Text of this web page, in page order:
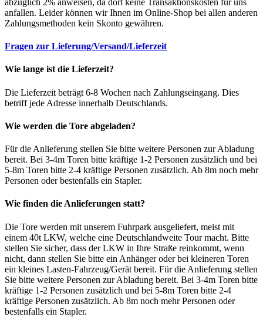
anfallen. Leider können wir Ihnen im Online-Shop bei allen anderen
Zahlungsmethoden kein Skonto gewähren.
Fragen zur Lieferung/Versand/Lieferzeit
Wie lange ist die Lieferzeit?
Die Lieferzeit beträgt 6-8 Wochen nach Zahlungseingang. Dies
betriff jede Adresse innerhalb Deutschlands.
Wie werden die Tore abgeladen?
Für die Anlieferung stellen Sie bitte weitere Personen zur Abladung
bereit. Bei 3-4m Toren bitte kräftige 1-2 Personen zusätzlich und bei
5-8m Toren bitte 2-4 kräftige Personen zusätzlich. Ab 8m noch mehr
Personen oder bestenfalls ein Stapler.
Wie finden die Anlieferungen statt?
Die Tore werden mit unserem Fuhrpark ausgeliefert, meist mit
einem 40t LKW, welche eine Deutschlandweite Tour macht. Bitte
stellen Sie sicher, dass der LKW in Ihre Straße reinkommt, wenn
nicht, dann stellen Sie bitte ein Anhänger oder bei kleineren Toren
ein kleines Lasten-Fahrzeug/Gerät bereit. Für die Anlieferung stellen
Sie bitte weitere Personen zur Abladung bereit. Bei 3-4m Toren bitte
kräftige 1-2 Personen zusätzlich und bei 5-8m Toren bitte 2-4
kräftige Personen zusätzlich. Ab 8m noch mehr Personen oder
bestenfalls ein Stapler.